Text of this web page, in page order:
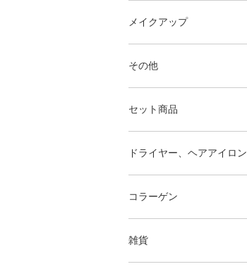
メイクアップ
その他
セット商品
ドライヤー、ヘアアイロン
コラーゲン
雑貨